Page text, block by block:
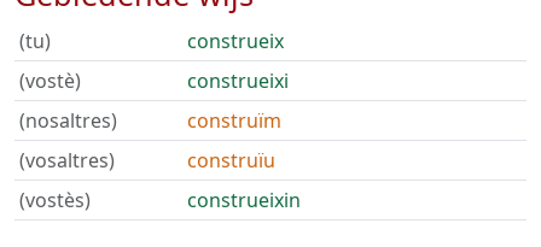
(tu)
construeix
(vostè)
construeixi
(nosaltres)
construïm
(vosaltres)
construïu
(vostès)
construeixin